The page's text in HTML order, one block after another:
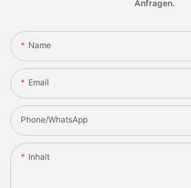
Anfragen.
Name
Email
Phone/whatsApp
Inhalt